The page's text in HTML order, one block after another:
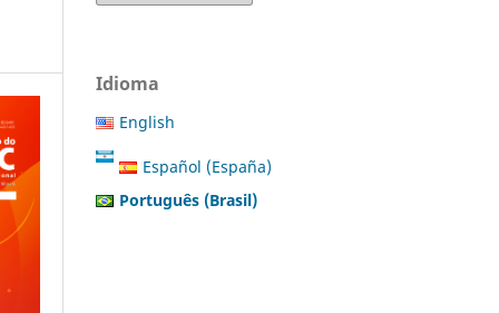
Idioma
English
Español (España)
Português (Brasil)